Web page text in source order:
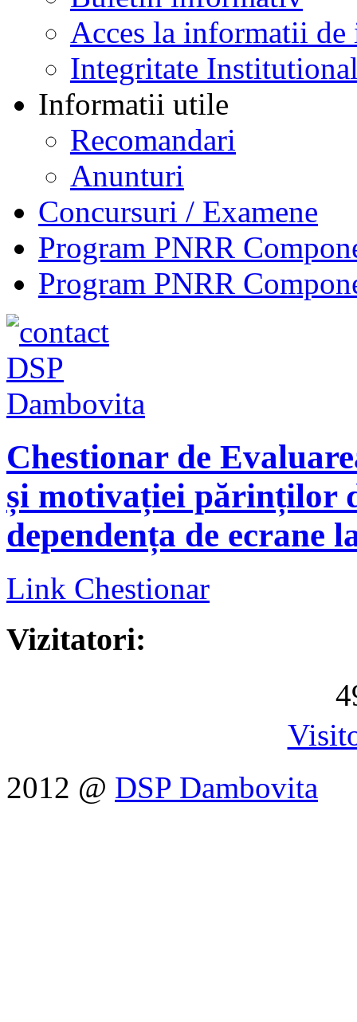
Acces la informatii de
Integritate
Informatii utile
Recomandari
Anunturi
Concursuri / Examene
Program PNRR
Program PNRR
Chestionar de
și motivației părinților
dependența de ecrane
Link Chestionar
Vizitatori:
4
2012 @ DSP Dambovita